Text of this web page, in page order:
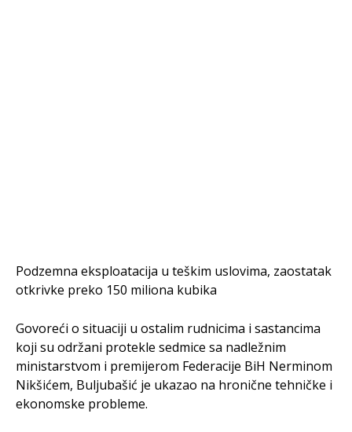
Podzemna eksploatacija u teškim uslovima, zaostatak
otkrivke preko 150 miliona kubika
Govoreći o situaciji u ostalim rudnicima i sastancima
koji su održani protekle sedmice sa nadležnim
ministarstvom i premijerom Federacije BiH Nerminom
Nikšićem, Buljubašić je ukazao na hronične tehničke i
ekonomske probleme.